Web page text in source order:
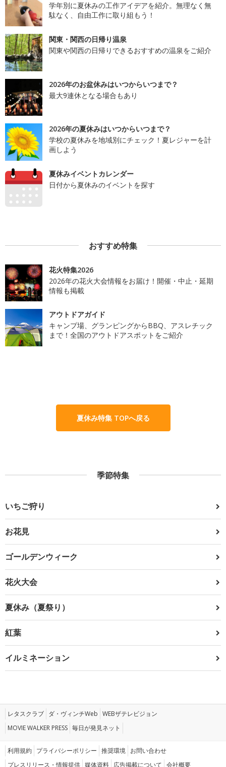
学年別に夏休みの工作アイデアを紹介。無理なく無
駄なく、自由工作に取り組もう！
関東・関西の日帰り温泉
関東や関西の日帰りできるおすすめの温泉をご紹介
2026年のお盆休みはいつからいつまで？
最大9連休となる場合もあり
2026年の夏休みはいつからいつまで？
学校の夏休みを地域別にチェック！夏レジャーを計
画しよう
夏休みイベントカレンダー
日付から夏休みのイベントを探す
おすすめ特集
花火特集2026
2026年の花火大会情報をお届け！開催・中止・延期
情報も掲載
アウトドアガイド
キャンプ場、グランピングからBBQ、アスレチック
まで！全国のアウトドアスポットをご紹介
夏休み特集 TOPへ戻る
季節特集
いちご狩り
お花見
ゴールデンウィーク
花火大会
夏休み（夏祭り）
紅葉
イルミネーション
レタスクラブ ダ・ヴィンチWeb WEBザテレビジョン
MOVIE WALKER PRESS 毎日が発見ネット
利用規約 プライバシーポリシー 推奨環境 お問い合わせ
プレスリリース・情報提供 媒体資料 広告掲載について 会社概要